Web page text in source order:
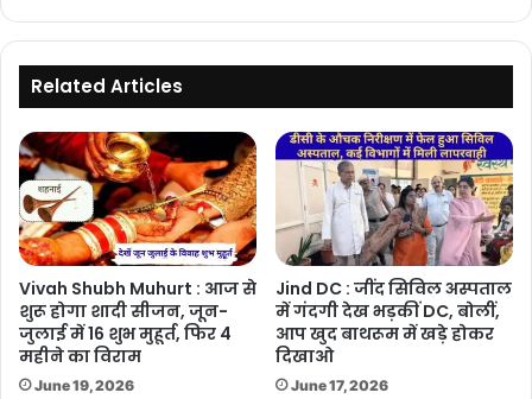
Related Articles
Vivah Shubh Muhurt : आज से
शुरू होगा शादी सीजन, जून-
जुलाई में 16 शुभ मुहूर्त, फिर 4
महीने का विराम
June 19, 2026
Jind DC : जींद सिविल अस्पताल
में गंदगी देख भड़कीं DC, बोलीं,
आप खुद बाथरूम में खड़े होकर
दिखाओ
June 17, 2026